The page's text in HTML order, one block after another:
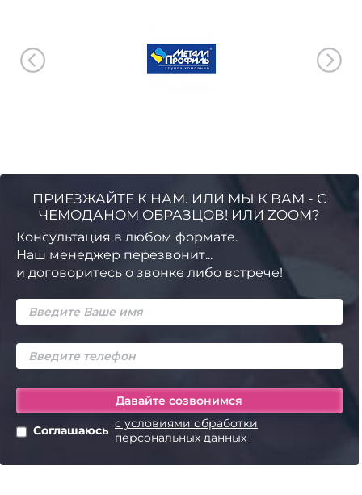
ПРИЕЗЖАЙТЕ К НАМ. ИЛИ МЫ К ВАМ - С
ЧЕМОДАНОМ ОБРАЗЦОВ! ИЛИ ZOOM?
Консультация в любом формате.
Наш менеджер перезвонит...
и договоритесь о звонке либо встрече!
Соглашаюсь с условиями обработки
персональных данных